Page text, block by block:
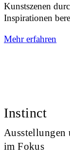
Kunstszenen
Inspirationen
Mehr erfahren
Instinct
Ausstellungen
im Fokus